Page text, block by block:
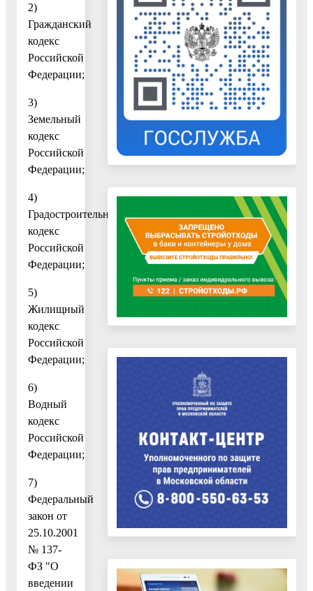
2)
Гражданский
кодекс
Российской
Федерации;
3)
Земельный
кодекс
Российской
Федерации;
4)
Градостроительный
кодекс
Российской
Федерации;
5)
Жилищный
кодекс
Российской
Федерации;
6)
Водный
кодекс
Российской
Федерации;
7)
Федеральный
закон от
25.10.2001
№ 137-
ФЗ "О
введении